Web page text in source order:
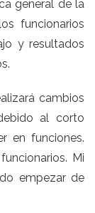
general de la
funcionarios
y resultados
cambios
al corto
en funciones.
Mi
empezar de